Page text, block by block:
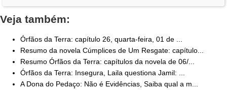
Veja também:
Órfãos da Terra: capítulo 26, quarta-feira, 01 de ...
Resumo da novela Cúmplices de Um Resgate: capítulo...
Resumo Órfãos da Terra: capítulos da novela de 06/...
Órfãos da Terra: Insegura, Laila questiona Jamil: ...
A Dona do Pedaço: Não é Evidências, Saiba qual a m...